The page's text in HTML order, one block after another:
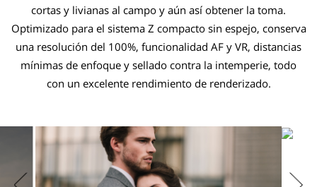
cortas y livianas al campo y aún así obtener la toma.
Optimizado para el sistema Z compacto sin espejo, conserva
una resolución del 100%, funcionalidad AF y VR, distancias
mínimas de enfoque y sellado contra la intemperie, todo
con un excelente rendimiento de renderizado.